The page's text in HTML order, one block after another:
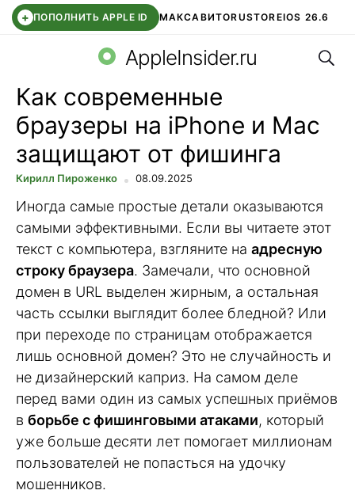
+ ПОПОЛНИТЬ APPLE ID МАКСАВИТОRUSTOREIOS 26.6
СБЕР КИДС ВТБ ОНЛАЙН ЧАТ В ROBLOX
AppleInsider.ru
Как современные
браузеры на iPhone и Mac
защищают от фишинга
Кирилл Пироженко 08.09.2025
Иногда самые простые детали оказываются
самыми эффективными. Если вы читаете этот
текст с компьютера, взгляните на адресную
строку браузера. Замечали, что основной
домен в URL выделен жирным, а остальная
часть ссылки выглядит более бледной? Или
при переходе по страницам отображается
лишь основной домен? Это не случайность и
не дизайнерский каприз. На самом деле
перед вами один из самых успешных приёмов
в борьбе с фишинговыми атаками, который
уже больше десяти лет помогает миллионам
пользователей не попасться на удочку
мошенников.